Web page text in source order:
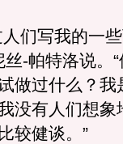
们写我的一些
-帕特洛说。
做过什么？我
没有人们想象
较健谈。”